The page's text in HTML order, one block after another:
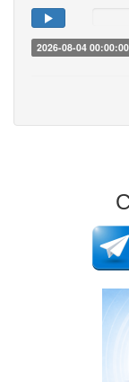
2026-08-04 00:00:00